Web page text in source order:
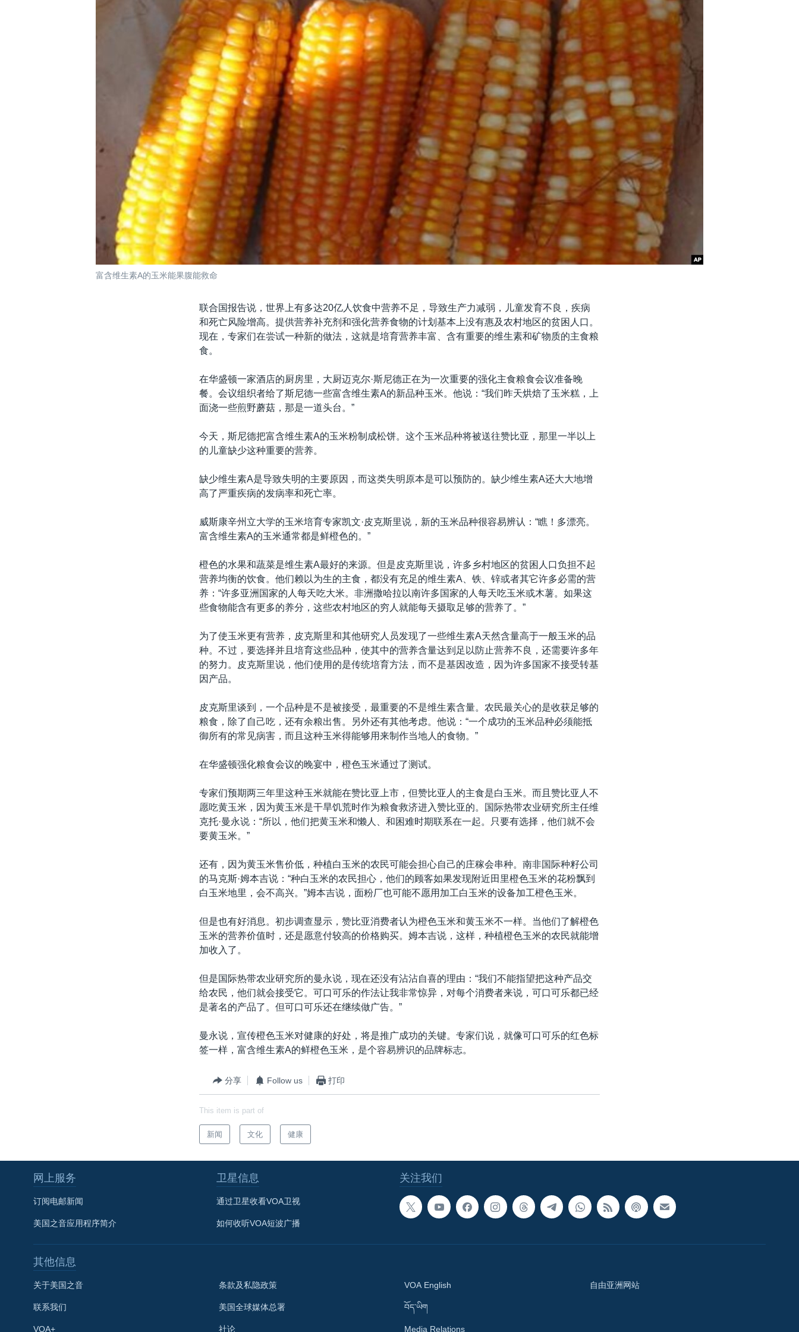
关注我们
富含维生素A的玉米能果腹能救命
联合国报告说，世界上有多达20亿人饮食中营养不足，导致生产力减弱，儿童发育不良，疾病
和死亡风险增高。提供营养补充剂和强化营养食物的计划基本上没有惠及农村地区的贫困人口。
现在，专家们在尝试一种新的做法，这就是培育营养丰富、含有重要的维生素和矿物质的主食粮
食。
在华盛顿一家酒店的厨房里，大厨迈克尔·斯尼德正在为一次重要的强化主食粮食会议准备晚
餐。会议组织者给了斯尼德一些富含维生素A的新品种玉米。他说：“我们昨天烘焙了玉米糕，上
面浇一些煎野蘑菇，那是一道头台。”
今天，斯尼德把富含维生素A的玉米粉制成松饼。这个玉米品种将被送往赞比亚，那里一半以上
的儿童缺少这种重要的营养。
缺少维生素A是导致失明的主要原因，而这类失明原本是可以预防的。缺少维生素A还大大地增
高了严重疾病的发病率和死亡率。
威斯康辛州立大学的玉米培育专家凯文·皮克斯里说，新的玉米品种很容易辨认：“瞧！多漂亮。
富含维生素A的玉米通常都是鲜橙色的。”
橙色的水果和蔬菜是维生素A最好的来源。但是皮克斯里说，许多乡村地区的贫困人口负担不起
营养均衡的饮食。他们赖以为生的主食，都没有充足的维生素A、铁、锌或者其它许多必需的营
养：“许多亚洲国家的人每天吃大米。非洲撒哈拉以南许多国家的人每天吃玉米或木薯。如果这
些食物能含有更多的养分，这些农村地区的穷人就能每天摄取足够的营养了。”
为了使玉米更有营养，皮克斯里和其他研究人员发现了一些维生素A天然含量高于一般玉米的品
种。不过，要选择并且培育这些品种，使其中的营养含量达到足以防止营养不良，还需要许多年
的努力。皮克斯里说，他们使用的是传统培育方法，而不是基因改造，因为许多国家不接受转基
因产品。
皮克斯里谈到，一个品种是不是被接受，最重要的不是维生素含量。农民最关心的是收获足够的
粮食，除了自己吃，还有余粮出售。另外还有其他考虑。他说：“一个成功的玉米品种必须能抵
御所有的常见病害，而且这种玉米得能够用来制作当地人的食物。”
在华盛顿强化粮食会议的晚宴中，橙色玉米通过了测试。
专家们预期两三年里这种玉米就能在赞比亚上市，但赞比亚人的主食是白玉米。而且赞比亚人不
愿吃黄玉米，因为黄玉米是干旱饥荒时作为粮食救济进入赞比亚的。国际热带农业研究所主任维
克托·曼永说：“所以，他们把黄玉米和懒人、和困难时期联系在一起。只要有选择，他们就不会
要黄玉米。”
还有，因为黄玉米售价低，种植白玉米的农民可能会担心自己的庄稼会串种。南非国际种籽公司
的马克斯·姆本吉说：“种白玉米的农民担心，他们的顾客如果发现附近田里橙色玉米的花粉飘到
白玉米地里，会不高兴。”姆本吉说，面粉厂也可能不愿用加工白玉米的设备加工橙色玉米。
但是也有好消息。初步调查显示，赞比亚消费者认为橙色玉米和黄玉米不一样。当他们了解橙色
玉米的营养价值时，还是愿意付较高的价格购买。姆本吉说，这样，种植橙色玉米的农民就能增
加收入了。
但是国际热带农业研究所的曼永说，现在还没有沾沾自喜的理由：“我们不能指望把这种产品交
给农民，他们就会接受它。可口可乐的作法让我非常惊异，对每个消费者来说，可口可乐都已经
是著名的产品了。但可口可乐还在继续做广告。”
曼永说，宣传橙色玉米对健康的好处，将是推广成功的关键。专家们说，就像可口可乐的红色标
签一样，富含维生素A的鲜橙色玉米，是个容易辨识的品牌标志。
分享 Follow us 打印
This item is part of
新闻 文化 健康
关注我们
网上服务
订阅电邮新闻
美国之音应用程序简介
卫星信息
通过卫星收看VOA卫视
如何收听VOA短波广播
其他信息
关于美国之音
联系我们
VOA+
条款及私隐政策
美国全球媒体总署
社论
VOA English
བོད་ཡིག
Media Relations
自由亚洲网站